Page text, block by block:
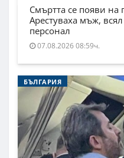
Смъртта се появи
Арестуваха мъж,
персонал
07.08.2026 08:59ч.
БЪЛГАРИЯ